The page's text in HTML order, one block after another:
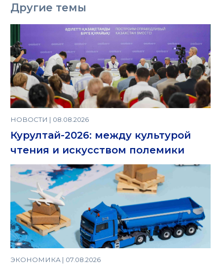
Другие темы
НОВОСТИ | 08.08.2026
Курултай-2026: между культурой
чтения и искусством полемики
ЭКОНОМИКА | 07.08.2026